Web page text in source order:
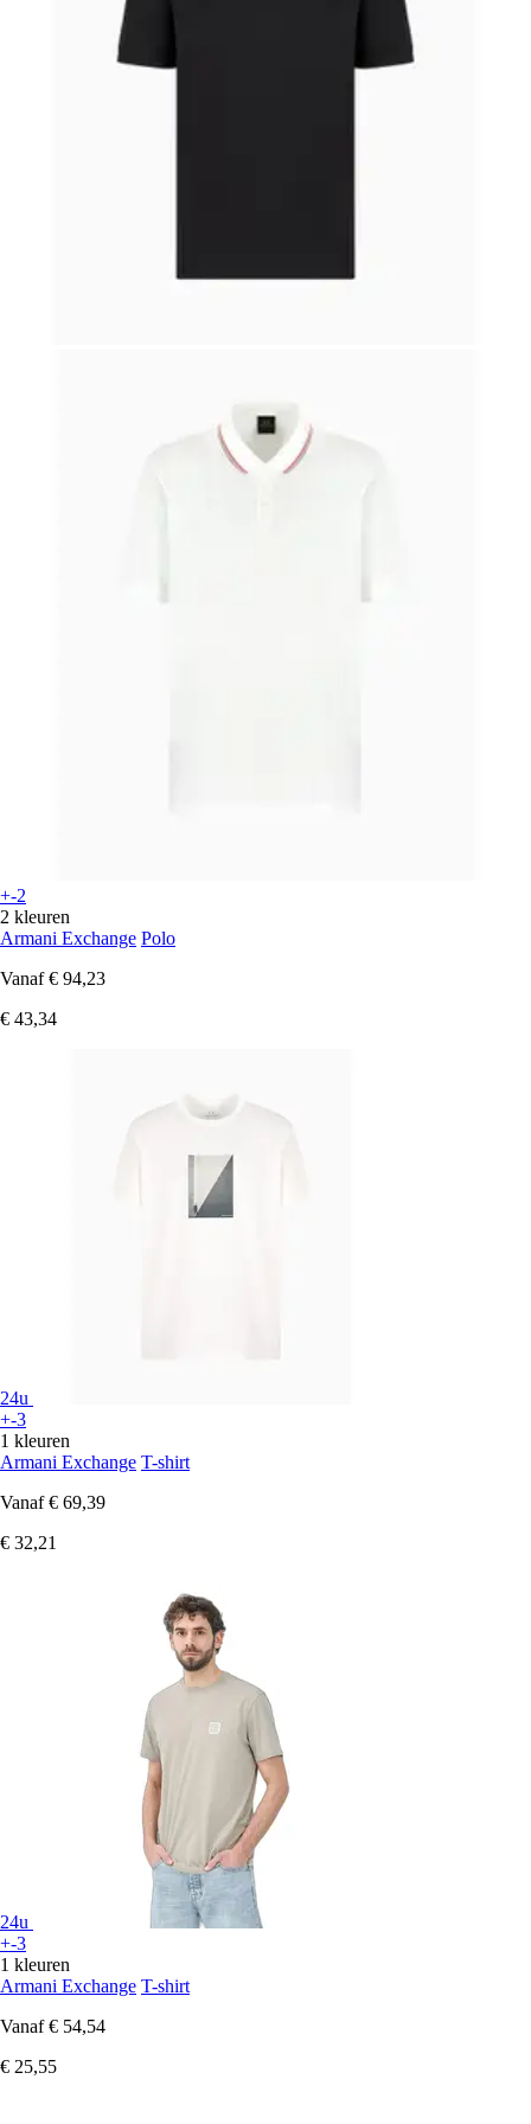
+-2
2 kleuren
Armani Exchange Polo
Vanaf € 94,23
€ 43,34
24u
+-3
1 kleuren
Armani Exchange T-shirt
Vanaf € 69,39
€ 32,21
24u
+-3
1 kleuren
Armani Exchange T-shirt
Vanaf € 54,54
€ 25,55